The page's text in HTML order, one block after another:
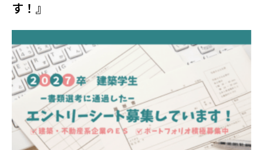
す！』